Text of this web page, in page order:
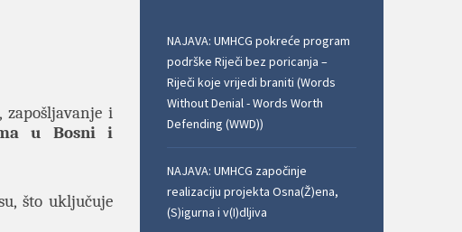
zapošljavanje i
u Bosni i
što uključuje
NAJAVA: UMHCG pokreće program
podrške Riječi bez poricanja –
Riječi koje vrijedi braniti (Words
Without Denial - Words Worth
Defending (WWD))
NAJAVA: UMHCG započinje
realizaciju projekta Osna(Ž)ena,
(S)igurna i v(I)dljiva